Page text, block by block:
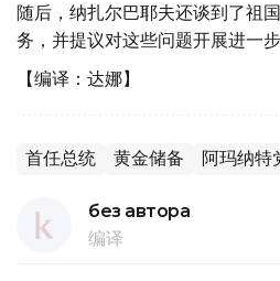
随后，纳扎尔巴耶夫还谈到了祖
务，并提议对这些问题开展进一步
【编译：达娜】
首任总统 黄金储备 阿玛纳特
без автора
编译